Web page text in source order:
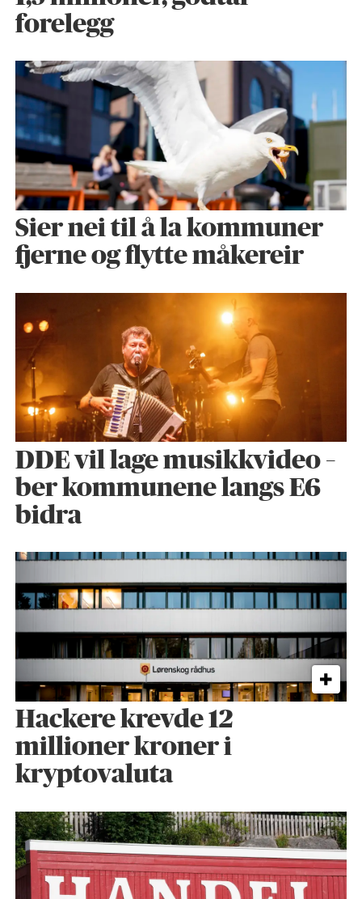
forelegg
Sier nei til å la kommuner
fjerne og flytte måkereir
DDE vil lage musikkvideo –
ber kommunene langs E6
bidra
Hackere krevde 12
millioner kroner i
kryptovaluta